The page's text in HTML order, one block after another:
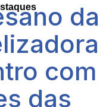
da
com
das